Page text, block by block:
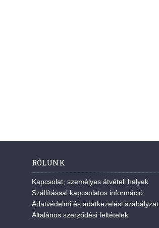
RÓLUNK
Kapcsolat, személyes átvételi helyek
Szállítással kapcsolatos információ
Adatvédelmi és adatkezelési szabályzat
Általános szerződési feltételek